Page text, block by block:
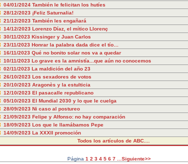
04/01/2024 También le felicitan los hutíes
28/12/2023 ¡Feliz Saturnalia!
21/12/2023 También les engañará
14/12/2023 Lorenzo Díaz, el mítico Llorenç
30/11/2023 Kissinger y Juan Carlos
23/11/2023 Honrar la palabra dada dice el tío…
16/11/2023 Qué no bonito solar nos va a quedar
10/11/2023 Lo grave es la amnistía...que aún no conocemos
02/11/2023 La maldición del año 23
26/10/2023 Los sexadores de votos
20/10/2023 Aragonès y la estulticia
12/10/2023 El pasacalle republicano
05/10/2023 El Mundial 2030 y lo que le cuelga
28/09/2023 Ni caso al postureo
21/09/2023 Felipe y Alfonso: no hay comparación
18/09/2023 Los que le llamábamos Pepe
14/09/2023 La XXXII promoción
Todos los artículos de ABC....
Página 1 2 3 4 5 6 7 ...Siguiente>>